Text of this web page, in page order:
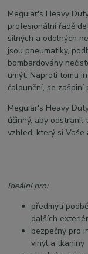
Meguiar's Heavy
profesionální řadě
silných a odolných
jsou pneumatiky,
bombardovány
umýt. Naproti tomu
čalounění, se zašpiní
Meguiar's Heavy
účinný, aby odstranil
vzhled, který si Vaše
Ideální pro:
předmytí
dalších
bezpečný pro
vinyl a tkaniny